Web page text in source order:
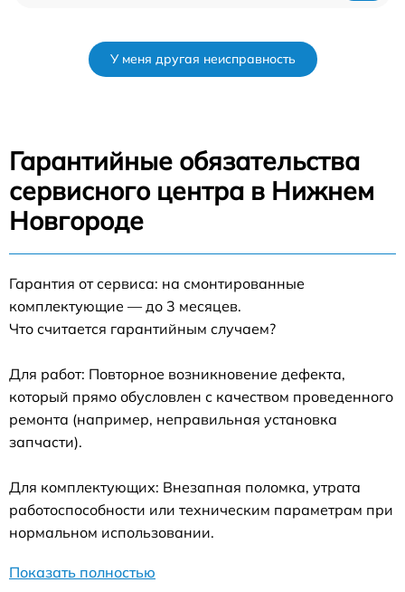
У меня другая неисправность
Гарантийные обязательства
сервисного центра в Нижнем
Новгороде
Гарантия от сервиса: на смонтированные
комплектующие — до 3 месяцев.
Что считается гарантийным случаем?
Для работ: Повторное возникновение дефекта,
который прямо обусловлен с качеством проведенного
ремонта (например, неправильная установка
запчасти).
Для комплектующих: Внезапная поломка, утрата
работоспособности или техническим параметрам при
нормальном использовании.
Показать полностью